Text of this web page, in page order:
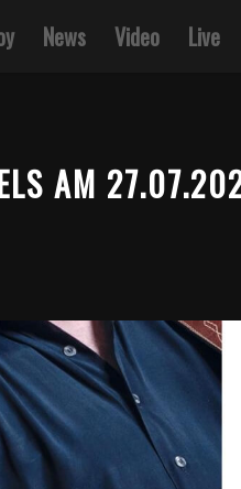
News Video Live
AM